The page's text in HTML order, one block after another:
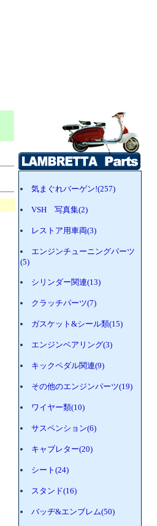
気まぐれバーゲン!(257)
VSH 写真集(2)
レストア用車両(3)
エンジンチューニングパーツ
(5)
シリンダー関連(13)
クラッチパーツ(7)
ガスケット&シール類(15)
エンジンベアリング(3)
キックペダル関連(9)
その他のエンジンパーツ(19)
ワイヤー類(10)
サスペンション(6)
キャブレター(20)
シート(24)
スタンド(16)
バッヂ&エンブレム(50)